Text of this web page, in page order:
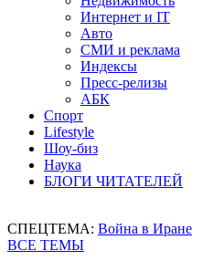
Интернет и IT
Авто
СМИ и реклама
Индексы
Пресс-релизы
АБК
Спорт
Lifestyle
Шоу-биз
Наука
БЛОГИ ЧИТАТЕЛЕЙ
СПЕЦТЕМА: Война в Иране
ВСЕ ТЕМЫ